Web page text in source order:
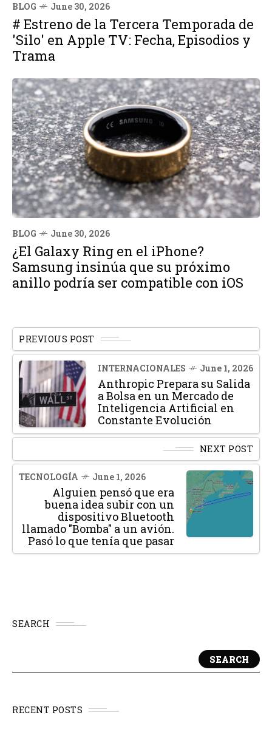
BLOG June 30, 2026
# Estreno de la Tercera Temporada de
'Silo' en Apple TV: Fecha, Episodios y
Trama
BLOG June 30, 2026
¿El Galaxy Ring en el iPhone?
Samsung insinúa que su próximo
anillo podría ser compatible con iOS
PREVIOUS POST
INTERNACIONALES June 1, 2026
Anthropic Prepara su Salida
a Bolsa en un Mercado de
Inteligencia Artificial en
Constante Evolución
NEXT POST
TECNOLOGÍA June 1, 2026
Alguien pensó que era
buena idea subir con un
dispositivo Bluetooth
llamado "Bomba" a un avión.
Pasó lo que tenía que pasar
SEARCH
SEARCH
RECENT POSTS